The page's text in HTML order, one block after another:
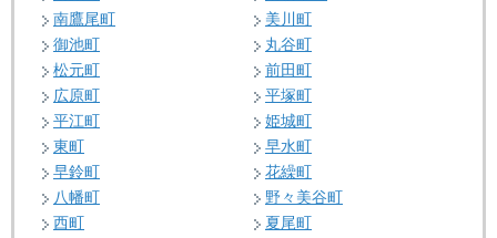
南鷹尾町
美川町
御池町
丸谷町
松元町
前田町
広原町
平塚町
平江町
姫城町
東町
早水町
早鈴町
花繰町
八幡町
野々美谷町
西町
夏尾町